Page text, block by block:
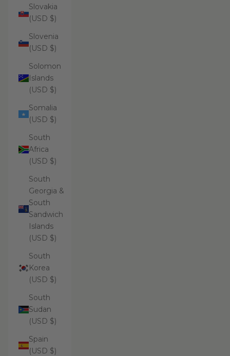
Slovakia
(USD $)
Slovenia
(USD $)
Solomon
Islands
(USD $)
Somalia
(USD $)
South
Africa
(USD $)
South
Georgia &
South
Sandwich
Islands
(USD $)
South
Korea
(USD $)
South
Sudan
(USD $)
Spain
(USD $)